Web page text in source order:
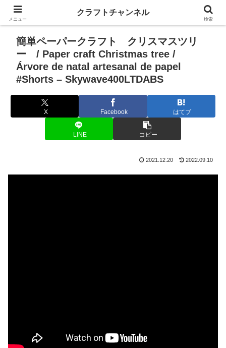
簡単ペーパークラフト クリスマスツリ
ー / Paper craft Christmas tree /
Árvore de natal artesanal de papel
#Shorts – Skywave400LTDABS
X Facebook はてブ
LINE コピー
2021.12.20 2022.09.10
メニュー
クラフトチャンネル
検索